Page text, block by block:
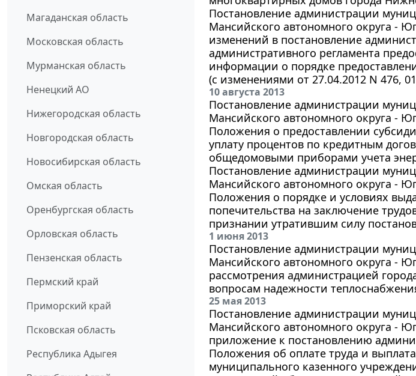
Магаданская область
Московская область
Мурманская область
Ненецкий АО
Нижегородская область
Новгородская область
Новосибирская область
Омская область
Оренбургская область
Орловская область
Пензенская область
Пермский край
Приморский край
Псковская область
Республика Адыгея
Постановление администрации
Мансийского автономного округа -
изменений в постановление
административного регламента
информации о порядке
(с изменениями от 27.04.2012 N 476,
10 августа 2013
Постановление администрации
Мансийского автономного округа -
Положения о предоставлении
уплату процентов по кредитным
общедомовыми приборами учета
Постановление администрации
Мансийского автономного округа -
Положения о порядке и условиях
попечительства на заключение
признании утратившим силу
1 июня 2013
Постановление администрации
Мансийского автономного округа -
рассмотрения администрацией
вопросам надежности
25 мая 2013
Постановление администрации
Мансийского автономного округа -
приложение к постановлению
Положения об оплате труда и
муниципального казенного